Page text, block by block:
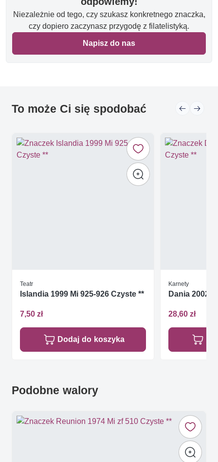
Niezależnie od tego, czy szukasz konkretnego znaczka,
czy dopiero zaczynasz przygodę z filatelistyką.
Napisz do nas
To może Ci się spodobać
Teatr
Islandia 1999 Mi 925-926 Czyste **
7,50 zł
Dodaj do koszyka
Karnety
Dania 2002
28,60 zł
Podobne walory